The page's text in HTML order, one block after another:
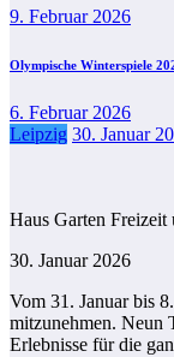
9. Februar 2026
Olympische Winterspiele
6. Februar 2026
Leipzig 30. Januar
Haus Garten
30. Januar 2026
Vom 31. Januar bis
mitzunehmen. Neun
Erlebnisse für die